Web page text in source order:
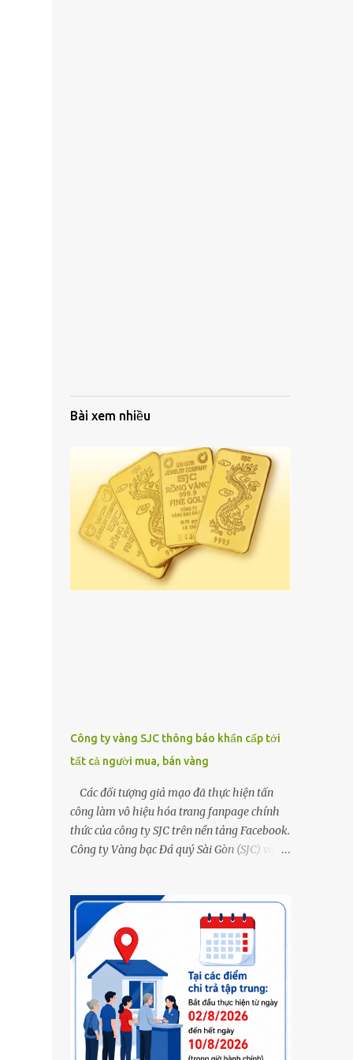
Bài xem nhiều
Công ty vàng SJC thông báo khẩn cấp tới
tất cả người mua, bán vàng
Các đối tượng giả mạo đã thực hiện tấn
công làm vô hiệu hóa trang fanpage chính
thức của công ty SJC trên nền tảng Facebook.
Công ty Vàng bạc Đá quý Sài Gòn (SJC) vừa
fanpage chính thức của công ty SJC trên nền
tảng Facebook (đường link page
www.facebook.com/sjcsaigon). Trước đó,
công ty liên tục ghi nhận và cảnh báo đến
khách hàng việc các đối tượng xấu giả mạo
Fanpage của SJC trên nền tảng Facebook
nhằm mục đích lừa đảo, trục lợi. Để bảo đảm
an toàn tài sản cho khách hàng, công ty SJC